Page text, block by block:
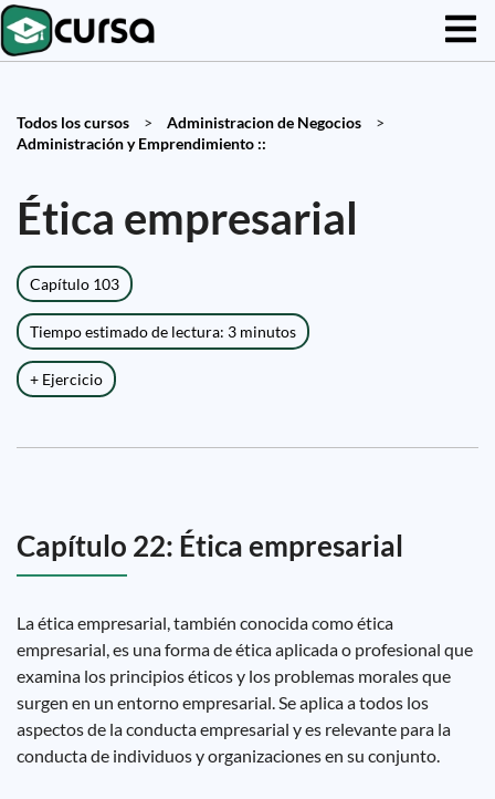
Todos los cursos > Administracion de Negocios
>
Administración y Emprendimiento ::
Ética empresarial
Capítulo 103
Tiempo estimado de lectura: 3 minutos
+ Ejercicio
Capítulo 22: Ética empresarial
La ética empresarial, también conocida como ética
empresarial, es una forma de ética aplicada o profesional que
examina los principios éticos y los problemas morales que
surgen en un entorno empresarial. Se aplica a todos los
aspectos de la conducta empresarial y es relevante para la
conducta de individuos y organizaciones en su conjunto.